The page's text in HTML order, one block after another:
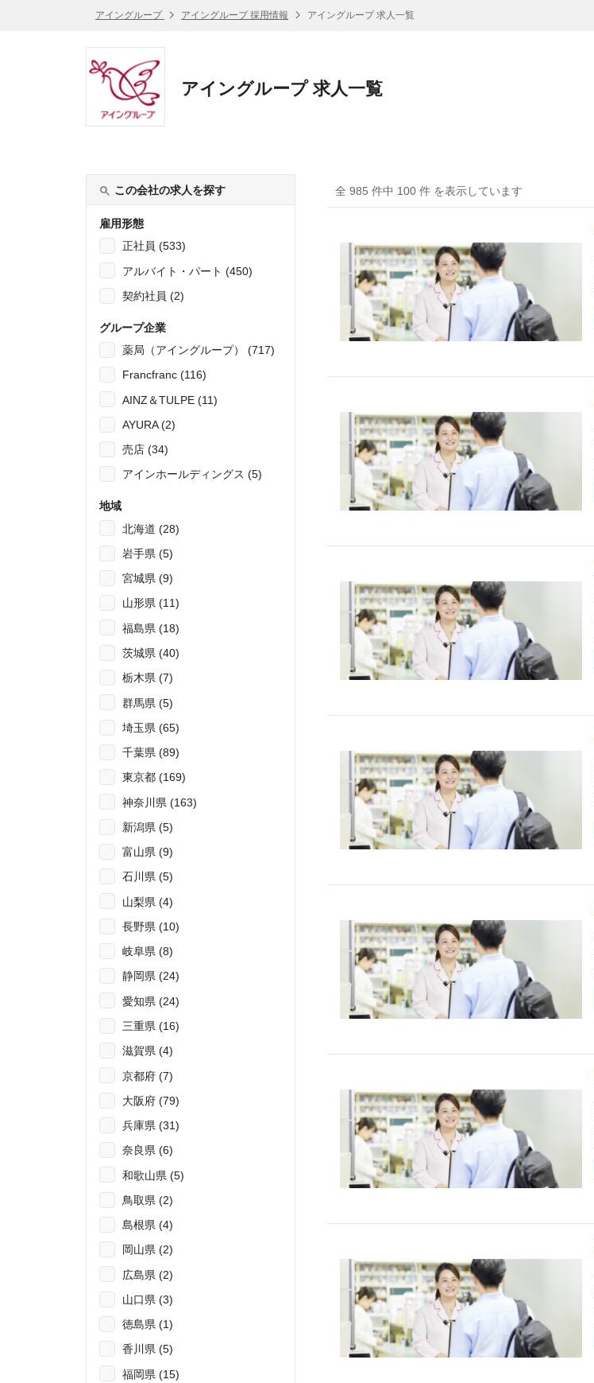
アイングループ アイングループ 採用情報 アイングループ 求人一覧
アイングループ 求人一覧
この会社の求人を探す
雇用形態
正社員 (533)
アルバイト・パート (450)
契約社員 (2)
グループ企業
薬局（アイングループ） (717)
Francfranc (116)
AINZ＆TULPE (11)
AYURA (2)
売店 (34)
アインホールディングス (5)
地域
北海道 (28)
岩手県 (5)
宮城県 (9)
山形県 (11)
福島県 (18)
茨城県 (40)
栃木県 (7)
群馬県 (5)
埼玉県 (65)
千葉県 (89)
東京都 (169)
神奈川県 (163)
新潟県 (5)
富山県 (9)
石川県 (5)
山梨県 (4)
長野県 (10)
岐阜県 (8)
静岡県 (24)
愛知県 (24)
三重県 (16)
滋賀県 (4)
京都府 (7)
大阪府 (79)
兵庫県 (31)
奈良県 (6)
和歌山県 (5)
鳥取県 (2)
島根県 (4)
岡山県 (2)
広島県 (2)
山口県 (3)
徳島県 (1)
香川県 (5)
福岡県 (15)
全 985 件中 100 件 を表示しています